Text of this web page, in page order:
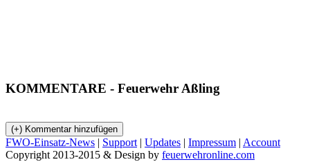
KOMMENTARE - Feuerwehr Aßling
FWO-Einsatz-News | Support | Updates | Impressum | Account
Copyright 2013-2015 & Design by feuerwehronline.com